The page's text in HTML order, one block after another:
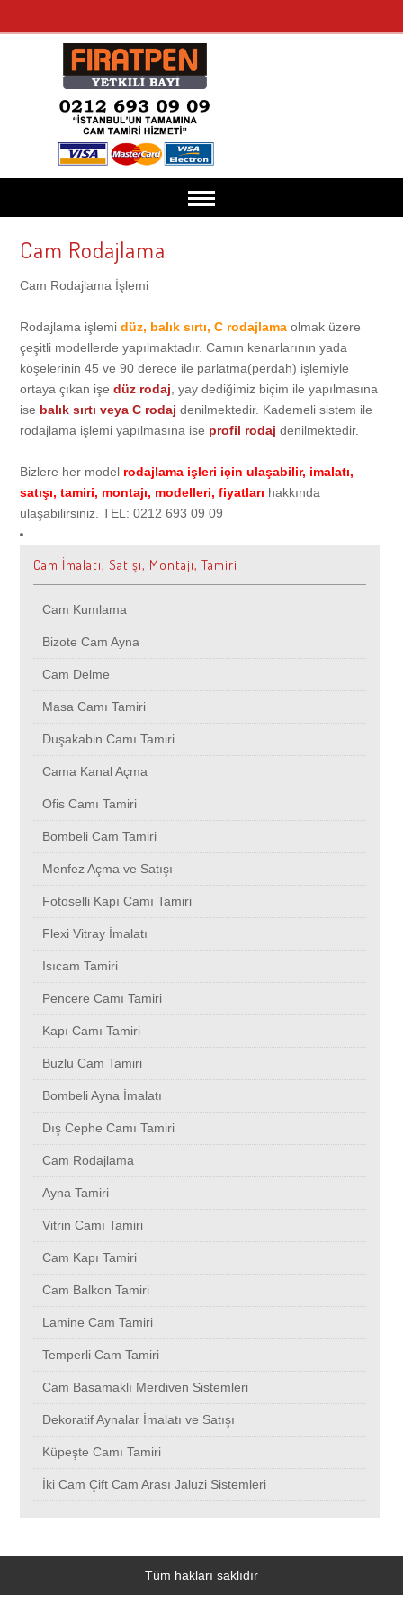
Anasayfa
Misyonumuz
Vizyonumuz
Cam Tamiri
Cam Kumlama
Cam Delme
Masa Camı Tamiri
Duşakabin Camı Tamiri
Cama Kanal Açma
Ofis Camı Tamiri
Bombeli Cam Tamiri
Menfez Açma ve Satışı
Fotoselli Kapı Camı Tamiri
Flexi Vitray İmalatı
Isıcam Tamiri
Pencere Camı Tamiri
Kapı Camı Tamiri
Buzlu Cam Tamiri
Bombeli Ayna İmalatı
Dış Cephe Camı Tamiri
Ayna Tamiri
Cam Kapı Tamiri
Camcı
Atakent
Ataşehir
Ataköy
Avcılar
Bağcılar
Bahçelievler
Bahçeşehir
Bakırköy
Başakşehir
Bayrampaşa
Beyoğlu
Büyükçekmece
Beşiktaş
Beykent
Beykoz
Çekmeköy
Blog
İletişim Bilgileri
Cam Rodajlama
Cam Rodajlama İşlemi
Rodajlama işlemi düz, balık sırtı, C rodajlama olmak üzere
çeşitli modellerde yapılmaktadır. Camın kenarlarının yada
köşelerinin 45 ve 90 derece ile parlatma(perdah) işlemiyle
ortaya çıkan işe düz rodaj , yay dediğimiz biçim ile yapılmasına
ise balık sırtı veya C rodaj denilmektedir. Kademeli sistem ile
rodajlama işlemi yapılmasına ise profil rodaj denilmektedir.
Bizlere her model rodajlama işleri için ulaşabilir, imalatı,
satışı, tamiri, montajı, modelleri, fiyatları hakkında
ulaşabilirsiniz. TEL: 0212 693 09 09
Cam İmalatı, Satışı, Montajı, Tamiri
Cam Kumlama
Bizote Cam Ayna
Cam Delme
Masa Camı Tamiri
Duşakabin Camı Tamiri
Cama Kanal Açma
Ofis Camı Tamiri
Bombeli Cam Tamiri
Menfez Açma ve Satışı
Fotoselli Kapı Camı Tamiri
Flexi Vitray İmalatı
Isıcam Tamiri
Pencere Camı Tamiri
Kapı Camı Tamiri
Buzlu Cam Tamiri
Bombeli Ayna İmalatı
Dış Cephe Camı Tamiri
Cam Rodajlama
Ayna Tamiri
Vitrin Camı Tamiri
Cam Kapı Tamiri
Cam Balkon Tamiri
Lamine Cam Tamiri
Temperli Cam Tamiri
Cam Basamaklı Merdiven Sistemleri
Dekoratif Aynalar İmalatı ve Satışı
Küpeşte Camı Tamiri
İki Cam Çift Cam Arası Jaluzi Sistemleri
Tüm hakları saklıdır